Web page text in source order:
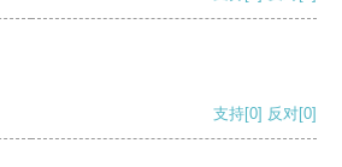
支持[0] 反对[0]